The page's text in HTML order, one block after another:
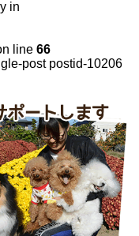
in
line 66
post postid-10206